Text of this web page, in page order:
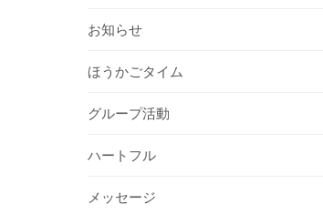
お知らせ
ほうかごタイム
グループ活動
ハートフル
メッセージ